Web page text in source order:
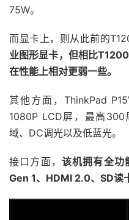
75W。
而显卡上，则从此前的
业图形显卡，但相比
在性能上相对更弱一些。
其他方面，ThinkPad
1080P LCD屏，最高300
域、DC调光以及低蓝光。
接口方面， 该机拥有全
Gen 1、HDMI 2.0、SD读